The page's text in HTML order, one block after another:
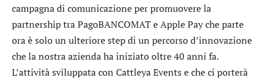
campagna di comunicazione per promuovere la
partnership tra PagoBANCOMAT e Apple Pay che parte
ora è solo un ulteriore step di un percorso d’innovazione
che la nostra azienda ha iniziato oltre 40 anni fa.
L’attività sviluppata con Cattleya Events e che ci porterà